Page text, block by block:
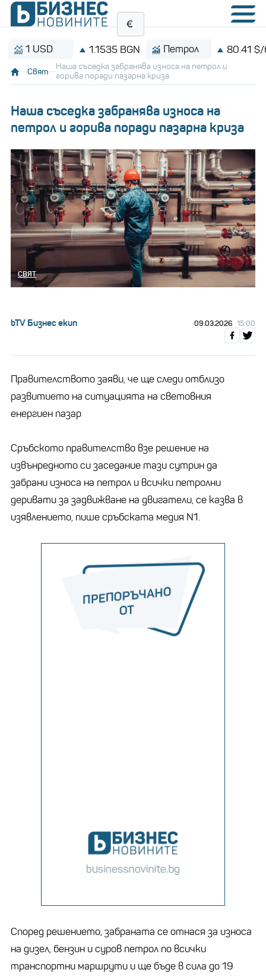
USD 1.1535 BGN Петрол 80.41 $/барел
Свят
Наша съседка забранява износа на петрол и
горива поради пазарна криза
Наша съседка забранява износа на
петрол и горива поради пазарна криза
СВЯТ
bTV Бизнес екип 09.03.2026 15:00
Правителството заяви, че ще следи отблизо
развитието на ситуацията на световния
енергиен пазар
Сръбското правителство взе решение на
извънредното си заседание тази сутрин да
забрани износа на петрол и всички петролни
деривати за задвижване на двигатели, се казва в
изявлението, пише сръбската медия N1.
Според решението, забраната се отнася за износа
на дизел, бензин и суров петрол по всички
транспортни маршрути и ще бъде в сила до 19